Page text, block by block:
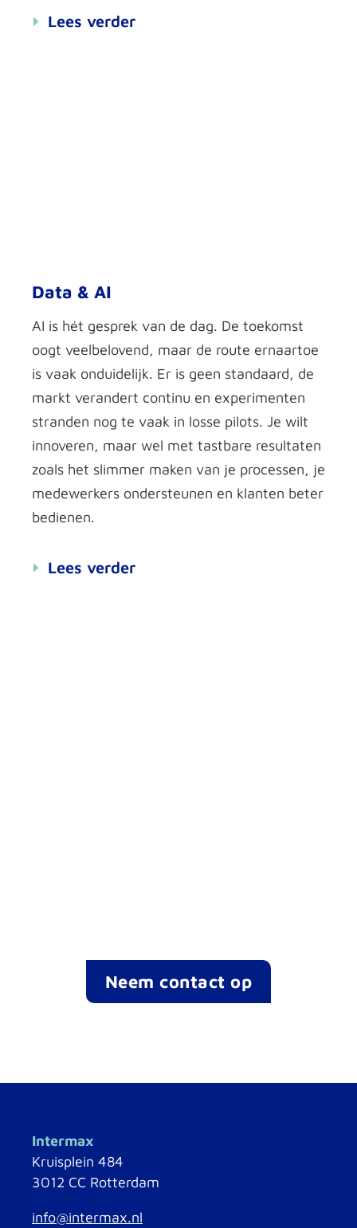
Lees verder
Data & AI
AI is hét gesprek van de dag. De toekomst
oogt veelbelovend, maar de route ernaartoe
is vaak onduidelijk. Er is geen standaard, de
markt verandert continu en experimenten
stranden nog te vaak in losse pilots. Je wilt
innoveren, maar wel met tastbare resultaten
zoals het slimmer maken van je processen, je
medewerkers ondersteunen en klanten beter
bedienen.
Lees verder
Neem contact op
Intermax
Kruisplein 484
3012 CC Rotterdam
info@intermax.nl